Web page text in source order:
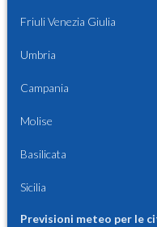
Friuli Venezia Giulia
Umbria
Campania
Molise
Basilicata
Sicilia
Previsioni meteo per le